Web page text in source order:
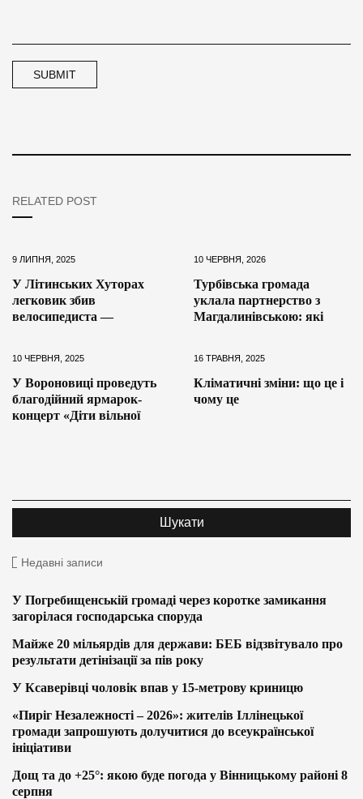
RELATED POST
9 ЛИПНЯ, 2025
У Літинських Хуторах
легковик збив
велосипедиста —
10 ЧЕРВНЯ, 2026
Турбівська громада
уклала партнерство з
Магдалинівською: які
10 ЧЕРВНЯ, 2025
У Вороновиці проведуть
благодійний ярмарок-
концерт «Діти вільної
16 ТРАВНЯ, 2025
Кліматичні зміни: що це і
чому це
Недавні записи
У Погребищенській громаді через коротке замикання
загорілася господарська споруда
Майже 20 мільярдів для держави: БЕБ відзвітувало про
результати детінізації за пів року
У Ксаверівці чоловік впав у 15-метрову криницю
«Пиріг Незалежності – 2026»: жителів Іллінецької
громади запрошують долучитися до всеукраїнської
ініціативи
Дощ та до +25°: якою буде погода у Вінницькому районі 8
серпня